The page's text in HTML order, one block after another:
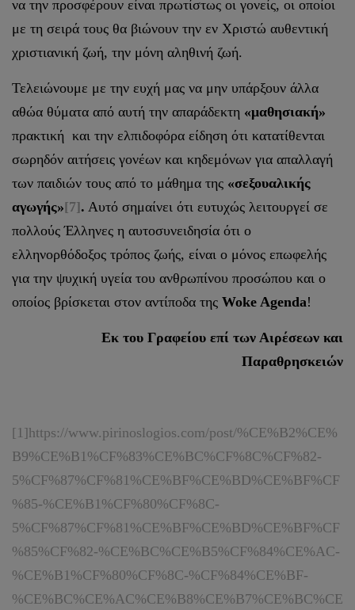
να την προσφέρουν είναι πρωτίστως οι γονείς, οι οποίοι
με τη σειρά τους θα βιώνουν την εν Χριστώ αυθεντική
χριστιανική ζωή, την μόνη αληθινή ζωή.
Τελειώνουμε με την ευχή μας να μην υπάρξουν άλλα
αθώα θύματα από αυτή την απαράδεκτη «μαθησιακή»
πρακτική και την ελπιδοφόρα είδηση ότι κατατίθενται
σωρηδόν αιτήσεις γονέων και κηδεμόνων για απαλλαγή
των παιδιών τους από το μάθημα της «σεξουαλικής
αγωγής»[7]. Αυτό σημαίνει ότι ευτυχώς λειτουργεί σε
πολλούς Έλληνες η αυτοσυνειδησία ότι ο
ελληνορθόδοξος τρόπος ζωής, είναι ο μόνος επωφελής
για την ψυχική υγεία του ανθρωπίνου προσώπου και ο
οποίος βρίσκεται στον αντίποδα της Woke Agenda!
Εκ του Γραφείου επί των Αιρέσεων και
Παραθρησκειών
[1]https://www.pirinoslogios.com/post/%CE%B2%CE%
B9%CE%B1%CF%83%CE%BC%CF%8C%CF%82-
5%CF%87%CF%81%CE%BF%CE%BD%CE%BF%CF
%85-%CE%B1%CF%80%CF%8C-
5%CF%87%CF%81%CE%BF%CE%BD%CE%BF%CF
%85%CF%82-%CE%BC%CE%B5%CF%84%CE%AC-
%CE%B1%CF%80%CF%8C-%CF%84%CE%BF-
%CE%BC%CE%AC%CE%B8%CE%B7%CE%BC%CE